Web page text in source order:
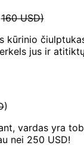
160 USD)
kūrinio
jus ir
)
vardas yra
nei 250 USD!